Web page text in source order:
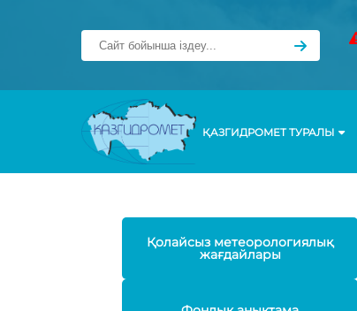
ҚАЗГИДРОМЕТ ТУРАЛЫ
Қолайсыз метеорологиялық
жағдайлары